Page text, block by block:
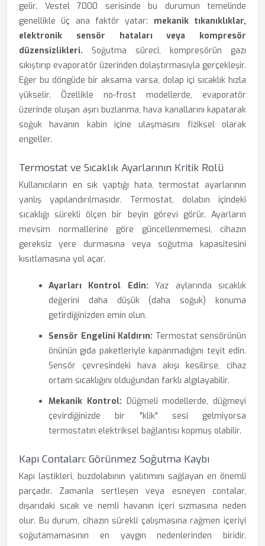
gelir. Vestel 7000 serisinde bu durumun temelinde
genellikle üç ana faktör yatar: mekanik tıkanıklıklar,
elektronik sensör hataları veya kompresör
düzensizlikleri. Soğutma süreci, kompresörün gazı
sıkıştırıp evaporatör üzerinden dolaştırmasıyla gerçekleşir.
Eğer bu döngüde bir aksama varsa, dolap içi sıcaklık hızla
yükselir. Özellikle no-frost modellerde, evaporatör
üzerinde oluşan aşırı buzlanma, hava kanallarını kapatarak
soğuk havanın kabin içine ulaşmasını fiziksel olarak
engeller.
Termostat ve Sıcaklık Ayarlarının Kritik Rolü
Kullanıcıların en sık yaptığı hata, termostat ayarlarının
yanlış yapılandırılmasıdır. Termostat, dolabın içindeki
sıcaklığı sürekli ölçen bir beyin görevi görür. Ayarların
mevsim normallerine göre güncellenmemesi, cihazın
gereksiz yere durmasına veya soğutma kapasitesini
kısıtlamasına yol açar.
Ayarları Kontrol Edin: Yaz aylarında sıcaklık
değerini daha düşük (daha soğuk) konuma
getirdiğinizden emin olun.
Sensör Engelini Kaldırın: Termostat sensörünün
önünün gıda paketleriyle kapanmadığını teyit edin.
Sensör çevresindeki hava akışı kesilirse, cihaz
ortam sıcaklığını olduğundan farklı algılayabilir.
Mekanik Kontrol: Düğmeli modellerde, düğmeyi
çevirdiğinizde bir "klik" sesi gelmiyorsa
termostatın elektriksel bağlantısı kopmuş olabilir.
Kapı Contaları: Görünmez Soğutma Kaybı
Kapı lastikleri, buzdolabının yalıtımını sağlayan en önemli
parçadır. Zamanla sertleşen veya esneyen contalar,
dışarıdaki sıcak ve nemli havanın içeri sızmasına neden
olur. Bu durum, cihazın sürekli çalışmasına rağmen içeriyi
soğutamamasının en yaygın nedenlerinden biridir.